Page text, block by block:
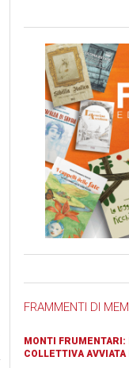
FRAMMENTI DI
MONTI
COLLETTIVA AVVIATA